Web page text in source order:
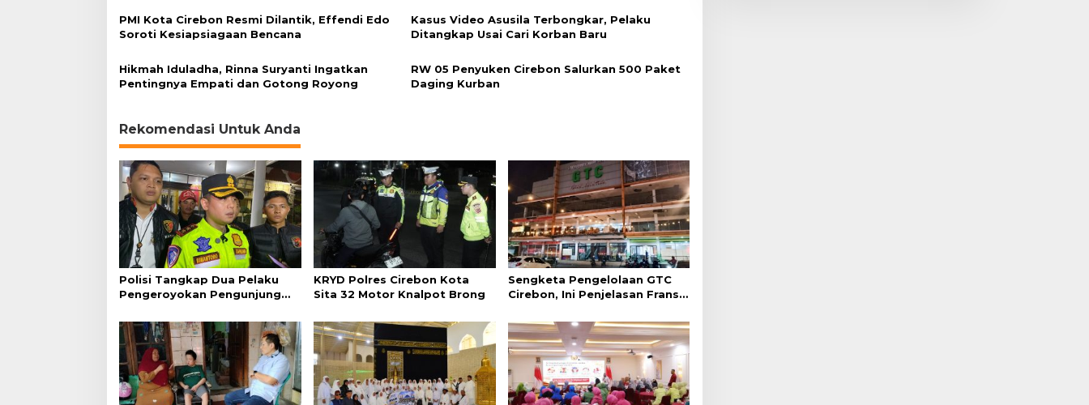
1
6
PMI Kota Cirebon Resmi Dilantik, Effendi Edo
Soroti Kesiapsiagaan Bencana
Kasus Video Asusila Terbongkar, Pelaku
Ditangkap Usai Cari Korban Baru
Hikmah Iduladha, Rinna Suryanti Ingatkan
Pentingnya Empati dan Gotong Royong
RW 05 Penyuken Cirebon Salurkan 500 Paket
Daging Kurban
Rekomendasi Untuk Anda
Polisi Tangkap Dua Pelaku
Pengeroyokan Pengunjung
KRYD Polres Cirebon Kota
Sita 32 Motor Knalpot Brong
Sengketa Pengelolaan GTC
Cirebon, Ini Penjelasan Frans